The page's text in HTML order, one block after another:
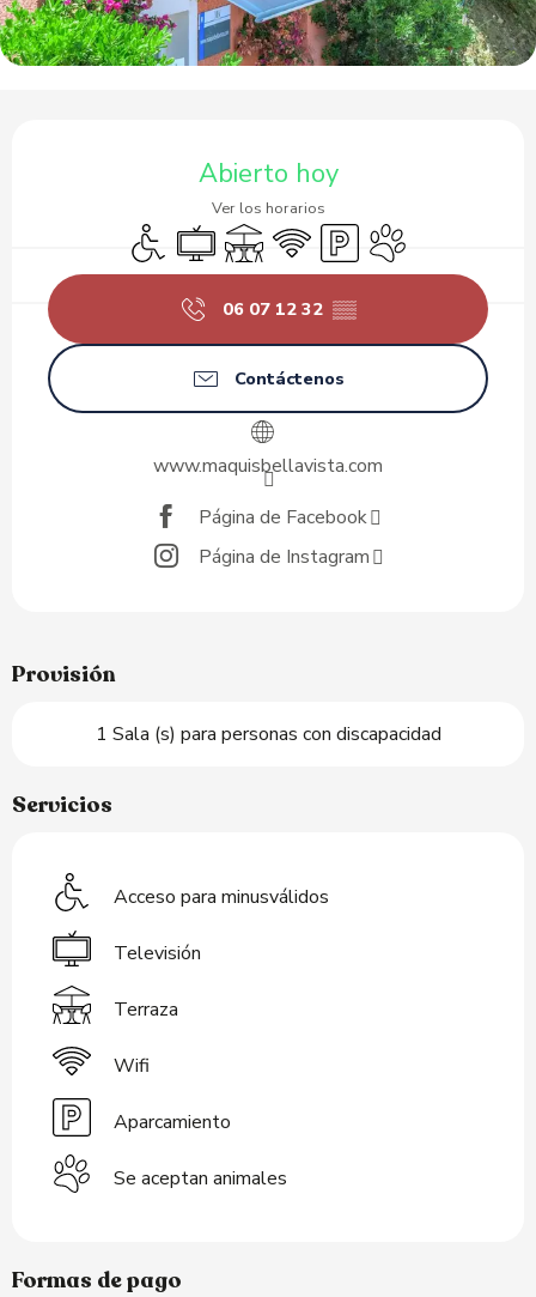
Abierto hoy
Ver los horarios
Acceso para minusválidos
Televisión
TerrazaWifi AparcamientoSe aceptan animales
06 07 12 32 ▒▒
Contáctenos
www.maquisbellavista.com
Página de Facebook
Página de Instagram
Provisión
1 Sala (s) para personas con discapacidad
Servicios
Acceso para minusválidos
Televisión
Terraza
Wifi
Aparcamiento
Se aceptan animales
Formas de pago